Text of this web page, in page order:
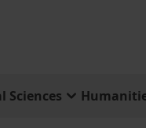
Sciences